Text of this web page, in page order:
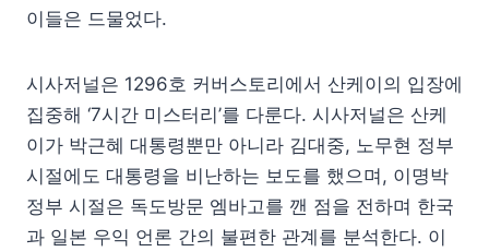
이들은 드물었다.
시사저널은 1296호 커버스토리에서 산케이의 입장에
집중해 ‘7시간 미스터리’를 다룬다. 시사저널은 산케
이가 박근혜 대통령뿐만 아니라 김대중, 노무현 정부
시절에도 대통령을 비난하는 보도를 했으며, 이명박
정부 시절은 독도방문 엠바고를 깬 점을 전하며 한국
과 일본 우익 언론 간의 불편한 관계를 분석한다. 이